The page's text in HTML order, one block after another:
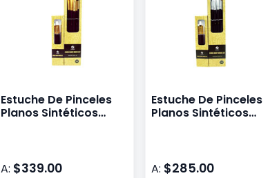
Estuche De Pinceles
Planos Sintéticos
A: $339.00
Estuche De Pinceles
Planos Sintéticos
A: $285.00